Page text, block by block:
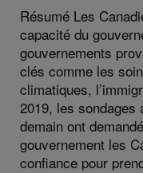
:Résumé Les
capacité du
gouvernements
clés comme les
climatiques,
2019, les sondages
demain ont
gouvernement les
confiance pour